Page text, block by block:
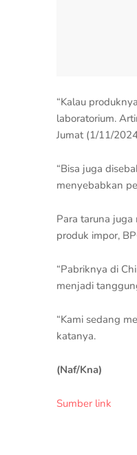
“Kalau
laboratorium.
Jumat (1/11/
“Bisa juga
menyebabkan
Para taruna
produk impor,
“Pabriknya di
menjadi
“Kami sedang
katanya.
(Naf/Kna)
Sumber link